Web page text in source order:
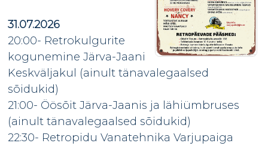
31.07.2026
20:00- Retrokulgurite
kogunemine Järva-Jaani
Keskväljakul (ainult tänavalegaalsed
sõidukid)
21:00- Öösõit Järva-Jaanis ja lähiümbruses
(ainult tänavalegaalsed sõidukid)
22:30- Retropidu Vanatehnika Varjupaiga